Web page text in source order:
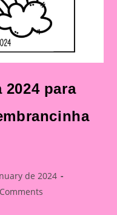
2024 para
de 2024